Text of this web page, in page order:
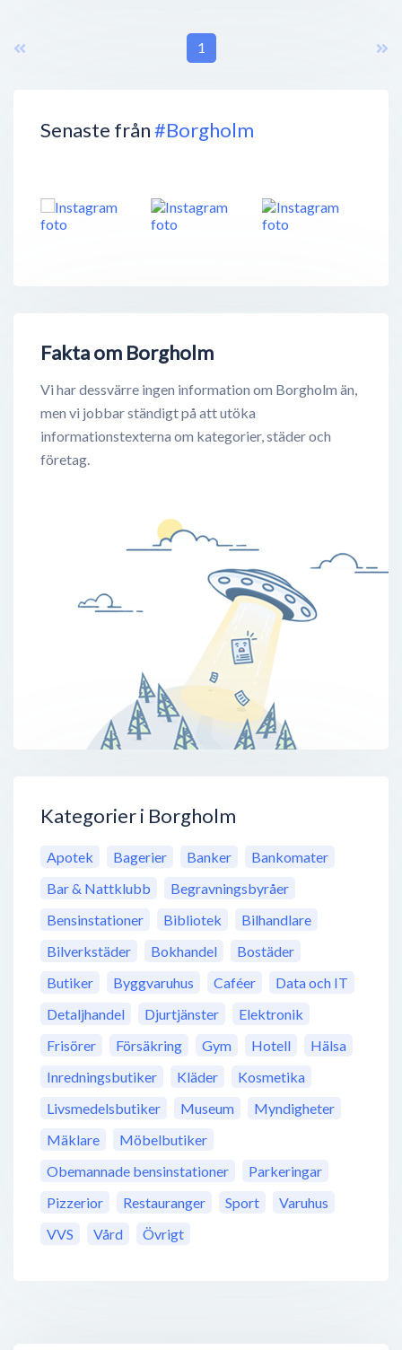
Senaste från#Borgholm
Fakta om Borgholm
Vi har dessvärre ingen information om Borgholm än,
men vi jobbar ständigt på att utöka
informationstexterna om kategorier, städer och
företag.
Kategorier i Borgholm
Apotek Bagerier Banker
Bankomater
Bar & Nattklubb
Begravningsbyråer
Bensinstationer
Bibliotek
Bilhandlare
Bilverkstäder
Bokhandel
Bostäder
Butiker
Byggvaruhus Caféer
Data och IT
Detaljhandel
Djurtjänster
Elektronik
Frisörer
Försäkring Gym Hotell
Hälsa
Inredningsbutiker
Kläder
Kosmetika
Livsmedelsbutiker
Museum
Myndigheter
Mäklare
Möbelbutiker
Obemannade bensinstationer
Parkeringar
Pizzerior
Restauranger Sport
Varuhus
VVS
Vård Övrigt
1